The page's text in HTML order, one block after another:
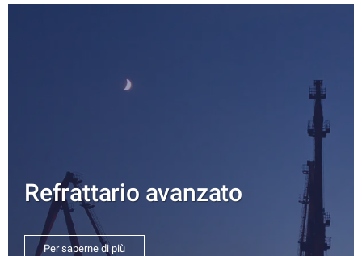
Refrattario avanzato
Per saperne di più